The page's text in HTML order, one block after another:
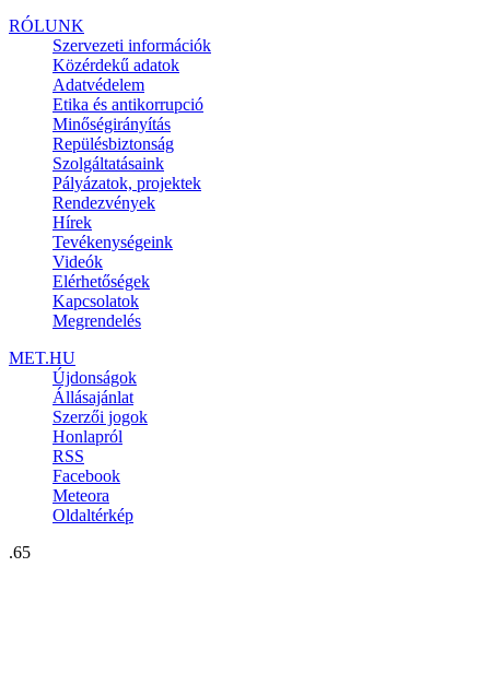
RÓLUNK
Szervezeti információk
Közérdekű adatok
Adatvédelem
Etika és antikorrupció
Minőségirányítás
Repülésbiztonság
Szolgáltatásaink
Pályázatok, projektek
Rendezvények
Hírek
Tevékenységeink
Videók
Elérhetőségek
Kapcsolatok
Megrendelés
MET.HU
Újdonságok
Állásajánlat
Szerzői jogok
Honlapról
RSS
Facebook
Meteora
Oldaltérkép
.65